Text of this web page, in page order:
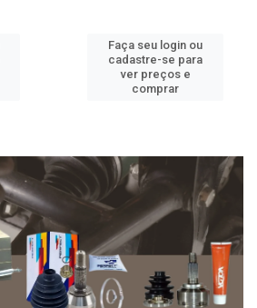
Faça seu login ou
cadastre-se para
ver preços e
comprar